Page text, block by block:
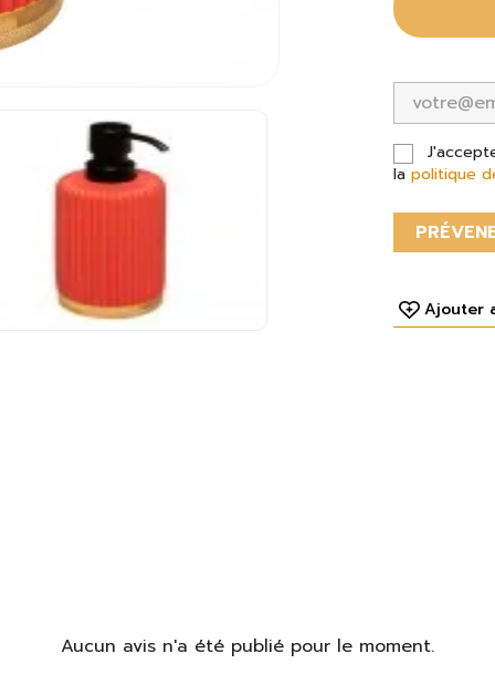
lapolitique
Ajouter
Aucun avis n'a été publié pour le moment.